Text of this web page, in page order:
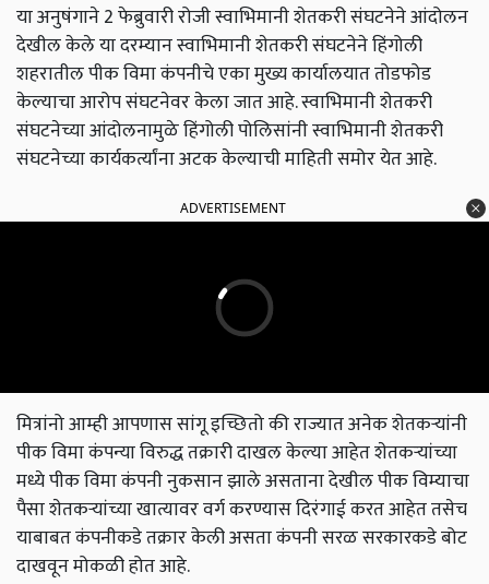
या अनुषंगाने 2 फेब्रुवारी रोजी स्वाभिमानी शेतकरी संघटनेने आंदोलन
देखील केले या दरम्यान स्वाभिमानी शेतकरी संघटनेने हिंगोली
शहरातील पीक विमा कंपनीचे एका मुख्य कार्यालयात तोडफोड
केल्याचा आरोप संघटनेवर केला जात आहे. स्वाभिमानी शेतकरी
संघटनेच्या आंदोलनामुळे हिंगोली पोलिसांनी स्वाभिमानी शेतकरी
संघटनेच्या कार्यकर्त्यांना अटक केल्याची माहिती समोर येत आहे.
ADVERTISEMENT
मित्रांनो आम्ही आपणास सांगू इच्छितो की राज्यात अनेक शेतकऱ्यांनी
पीक विमा कंपन्या विरुद्ध तक्रारी दाखल केल्या आहेत शेतकऱ्यांच्या
मध्ये पीक विमा कंपनी नुकसान झाले असताना देखील पीक विम्याचा
पैसा शेतकऱ्यांच्या खात्यावर वर्ग करण्यास दिरंगाई करत आहेत तसेच
याबाबत कंपनीकडे तक्रार केली असता कंपनी सरळ सरकारकडे बोट
दाखवून मोकळी होत आहे.